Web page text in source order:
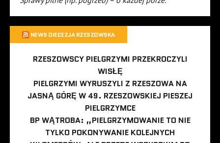
NEWS DIECEZJA RZESZOWSKA
RZESZOWSCY PIELGRZYMI PRZEKROCZYLI
WISŁĘ
PIELGRZYMI WYRUSZYLI Z RZESZOWA NA
JASNĄ GÓRĘ W 49. RZESZOWSKIEJ PIESZEJ
PIELGRZYMCE
BP WĄTROBA: „PIELGRZYMOWANIE TO NIE
TYLKO POKONYWANIE KOLEJNYCH